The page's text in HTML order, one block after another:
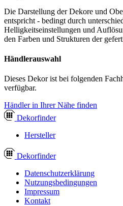
Die Darstellung der Dekore und
entspricht - bedingt durch
Helligkeitseinstellungen und
den Farben und Strukturen der
Händlerauswahl
Dieses Dekor ist bei folgenden
verfügbar.
Händler in Ihrer Nähe finden
Dekorfinder
Hersteller
Dekorfinder
Datenschutzerklärung
Nutzungsbedingungen
Impressum
Kontakt